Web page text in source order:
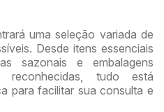
uma seleção variada de
Desde itens essenciais
sazonais e embalagens
reconhecidas, tudo está
para facilitar sua consulta e